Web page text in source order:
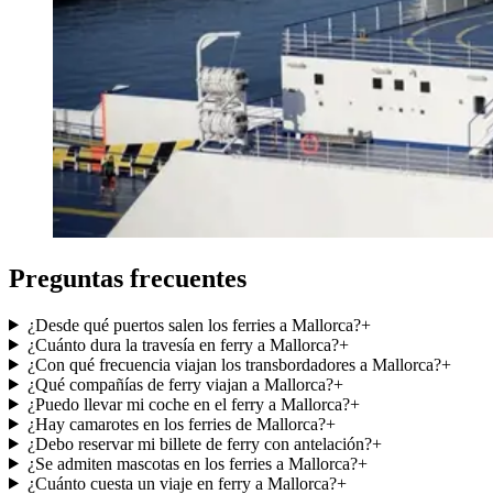
Preguntas frecuentes
¿Desde qué puertos salen los ferries a Mallorca?+
¿Cuánto dura la travesía en ferry a Mallorca?+
¿Con qué frecuencia viajan los transbordadores a Mallorca?+
¿Qué compañías de ferry viajan a Mallorca?+
¿Puedo llevar mi coche en el ferry a Mallorca?+
¿Hay camarotes en los ferries de Mallorca?+
¿Debo reservar mi billete de ferry con antelación?+
¿Se admiten mascotas en los ferries a Mallorca?+
¿Cuánto cuesta un viaje en ferry a Mallorca?+